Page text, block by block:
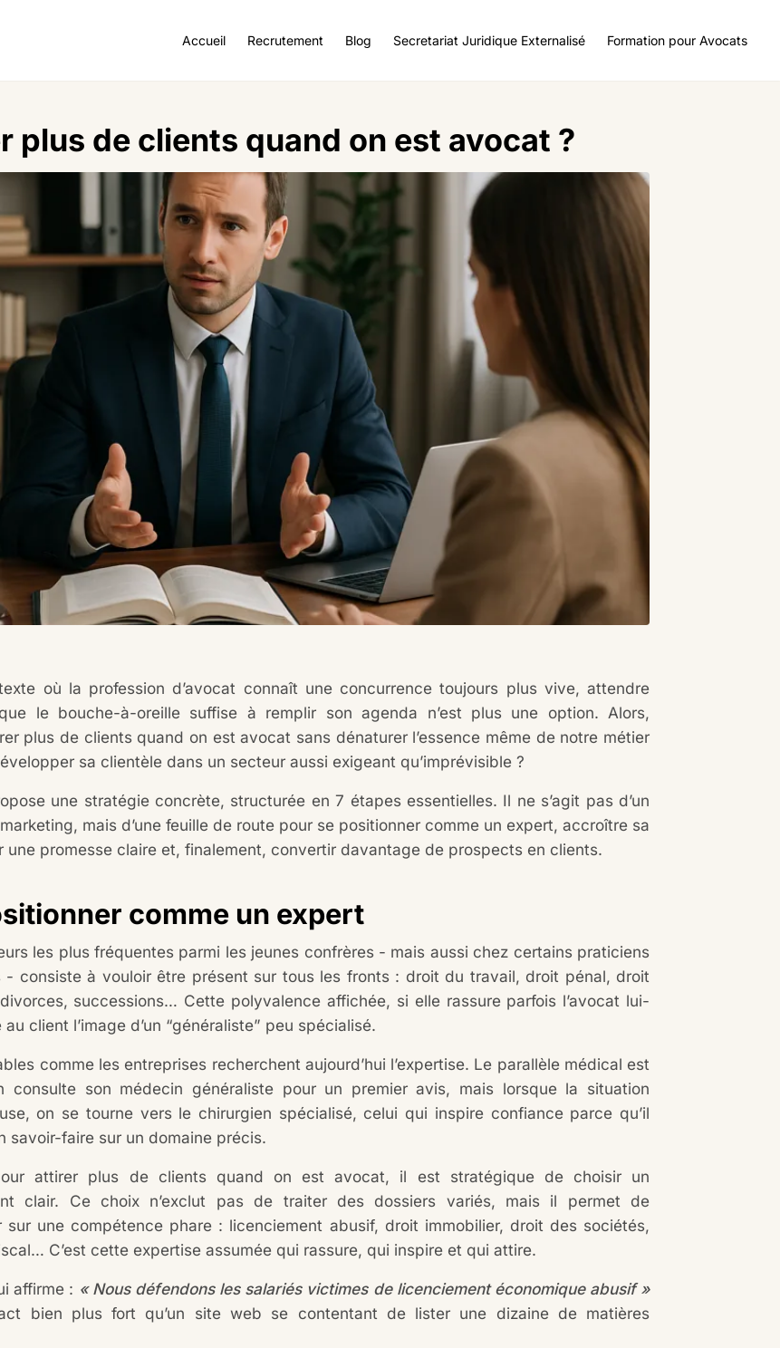
Accueil Recrutement Blog Secretariat Juridique Externalisé Formation pour Avocats
plus de clients quand on est avocat ?
où la profession d’avocat connaît une concurrence toujours plus vive, attendre
le bouche-à-oreille suffise à remplir son agenda n’est plus une option. Alors,
plus de clients quand on est avocat sans dénaturer l’essence même de notre métier
sa clientèle dans un secteur aussi exigeant qu’imprévisible ?
une stratégie concrète, structurée en 7 étapes essentielles. Il ne s’agit pas d’un
mais d’une feuille de route pour se positionner comme un expert, accroître sa
une promesse claire et, finalement, convertir davantage de prospects en clients.
comme un expert
les plus fréquentes parmi les jeunes confrères - mais aussi chez certains praticiens
- consiste à vouloir être présent sur tous les fronts : droit du travail, droit pénal, droit
successions… Cette polyvalence affichée, si elle rassure parfois l’avocat lui-
client l’image d’un “généraliste” peu spécialisé.
comme les entreprises recherchent aujourd’hui l’expertise. Le parallèle médical est
consulte son médecin généraliste pour un premier avis, mais lorsque la situation
on se tourne vers le chirurgien spécialisé, celui qui inspire confiance parce qu’il
savoir-faire sur un domaine précis.
attirer plus de clients quand on est avocat, il est stratégique de choisir un
clair. Ce choix n’exclut pas de traiter des dossiers variés, mais il permet de
sur une compétence phare : licenciement abusif, droit immobilier, droit des sociétés,
C’est cette expertise assumée qui rassure, qui inspire et qui attire.
affirme : « Nous défendons les salariés victimes de licenciement économique abusif »
bien plus fort qu’un site web se contentant de lister une dizaine de matières